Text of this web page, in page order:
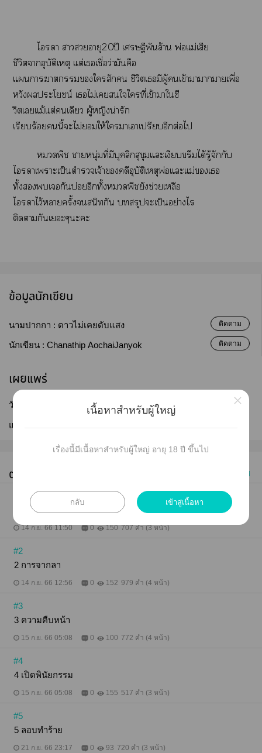
ไา าอายุ20ปี เศรษฐีพันล้าน พ่อแม่เสีย
ชีวิตาอุบัติเหตุ แต่เเชื่อว่ามันคือ
แาราใสัก ชีวิตเมีผู้เข้าาาาเพื่อ
หวังประโยชน์ เไม่เใใที่เข้าาใชี
วิตเแม้แต่เดียว ผู้หญิงน่ารัก
เรียบร้อยนี้ะไม่ให้ใาเาเปรียบอีกต่อไ
พีช าหนุ่มที่มีบุคลิกสุขุมแะเงียบขรึมได้รู้จักกับ
ไาเาะเป็นตำรวจเจ้าคดีอุบัติเหตุพ่อแะแม่เ
ทั้งเกันบ่อยอีกทั้งพีชยังช่วยเหลือ
ไาไว้าครั้งสนิทกัน สรุปะเป็นอย่างไร
ติดากันเะๆะะ
ข้อมูลนักเขียน
นามปากกา : ดาวไม่เคยดับแสง ติดตาม
นักเขียน : Chanathip AochaiJanyok ติดตาม
เผยแพร่
วันที่เผยแพร่ : 15 ก.ค. 2561
แก้ไขล่าสุด :
ตอนทั้งหมด (19) เก่าไปใหม่
1 จุดเริ่มต้น
14 ก.ย. 66 11:50 0 150 707 คำ (3 หน้า)
#2
2 การจากลา
14 ก.ย. 66 12:56 0 152 979 คำ (4 หน้า)
#3
3 ความคืบหน้า
15 ก.ย. 66 05:08 0 100 772 คำ (4 หน้า)
#4
4 เปิดพินัยกรรม
15 ก.ย. 66 05:08 0 155 517 คำ (3 หน้า)
#5
5 ลอบทำร้าย
21 ก.ย. 66 23:17 0 93 720 คำ (3 หน้า)
เนื้อหาสำหรับผู้ใหญ่
เรื่องนี้มีเนื้อหาสำหรับผู้ใหญ่ อายุ 18 ปี ขึ้นไป
กลับ เข้าสู่เนื้อหา
×